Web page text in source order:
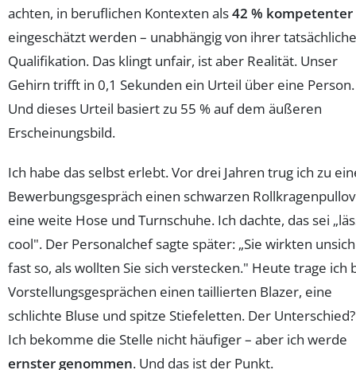
achten, in beruflichen Kontexten als42 % kompetenter
eingeschätzt werden – unabhängig von ihrer
Qualifikation. Das klingt unfair, ist aber Realität. Unser
Gehirn trifft in 0,1 Sekunden ein Urteil über eine Person.
Und dieses Urteil basiert zu 55 % auf dem äußeren
Erscheinungsbild.
Ich habe das selbst erlebt. Vor drei Jahren trug ich zu
Bewerbungsgespräch einen schwarzen
eine weite Hose und Turnschuhe. Ich dachte, das sei
cool". Der Personalchef sagte später: „Sie wirkten
fast so, als wollten Sie sich verstecken." Heute trage ich
Vorstellungsgesprächen einen taillierten Blazer, eine
schlichte Bluse und spitze Stiefeletten. Der Unterschied?
Ich bekomme die Stelle nicht häufiger – aber ich werde
ernster genommen. Und das ist der Punkt.